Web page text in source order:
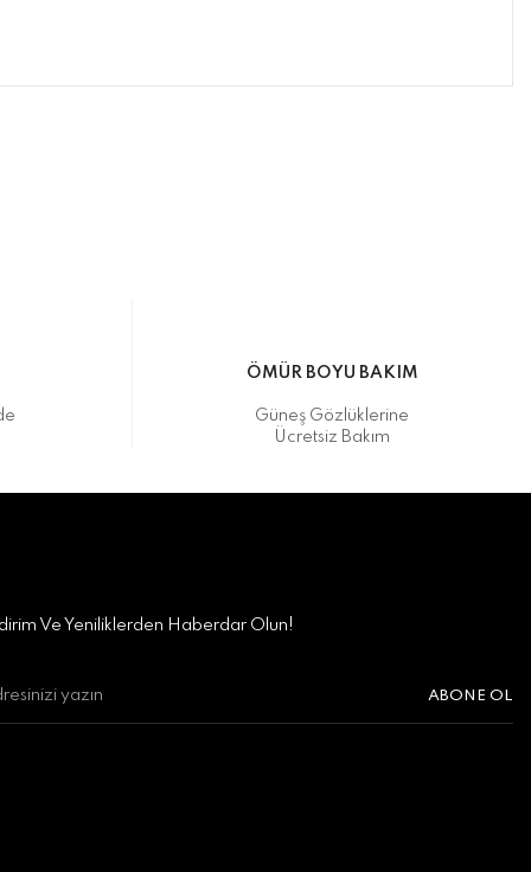
ÖMÜR BOYU BAKIM
Güneş Gözlüklerine
Ücretsiz Bakım
Ve Yeniliklerden Haberdar Olun!
ABONE OL